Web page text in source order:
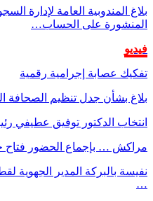
بلاغ المندوبية العامة لإدارة
المنشورة على الحساب…
فيديو
تفكيك عصابة إجرامية رقمية
بلاغ بشأن جدل تنظيم الصحافة
انتخاب الدكتور توفيق عطيفي
مراكش … بإجماع الحضور فتاح
نفيسة بالبركة المدير الجهوية
…